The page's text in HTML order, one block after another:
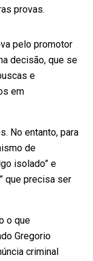
provas.
pelo promotor
decisão, que se
e
em
No entanto, para
de
isolado” e
que precisa ser
o que
Gregorio
criminal